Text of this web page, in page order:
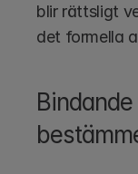
blir rättsligt
det formella